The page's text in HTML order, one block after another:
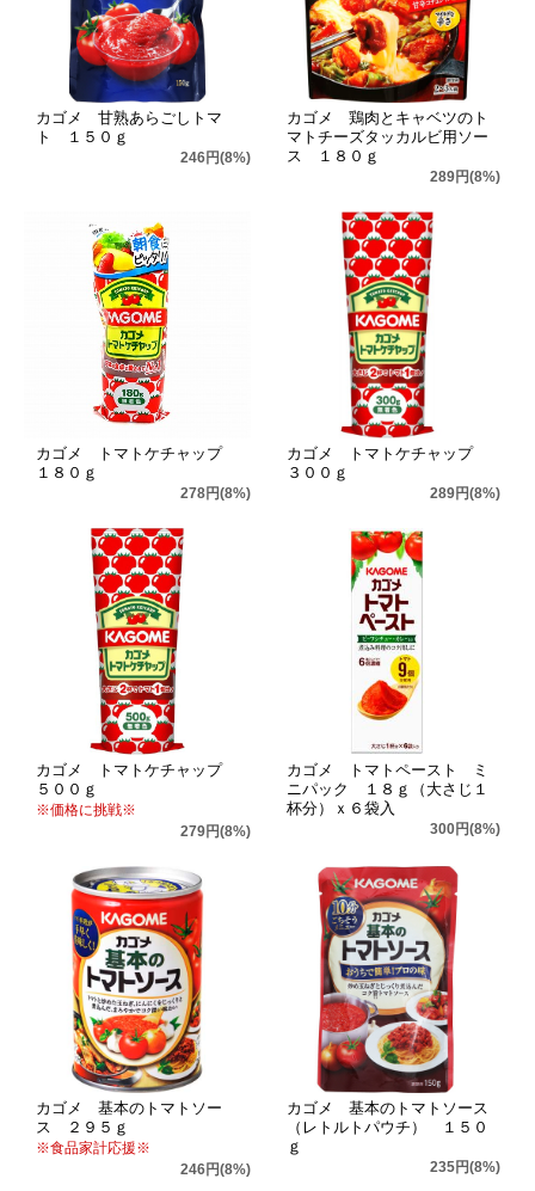
カゴメ 甘熟あらごしトマ
ト １５０ｇ
246円(8%)
カゴメ 鶏肉とキャベツのト
マトチーズタッカルビ用ソー
ス １８０ｇ
289円(8%)
カゴメ トマトケチャップ
１８０ｇ
278円(8%)
カゴメ トマトケチャップ
３００ｇ
289円(8%)
カゴメ トマトケチャップ
５００ｇ
※価格に挑戦※
279円(8%)
カゴメ トマトペースト ミ
ニパック １８ｇ（大さじ１
杯分）ｘ６袋入
300円(8%)
カゴメ 基本のトマトソー
ス ２９５ｇ
※食品家計応援※
246円(8%)
カゴメ 基本のトマトソース
（レトルトパウチ） １５０
ｇ
235円(8%)